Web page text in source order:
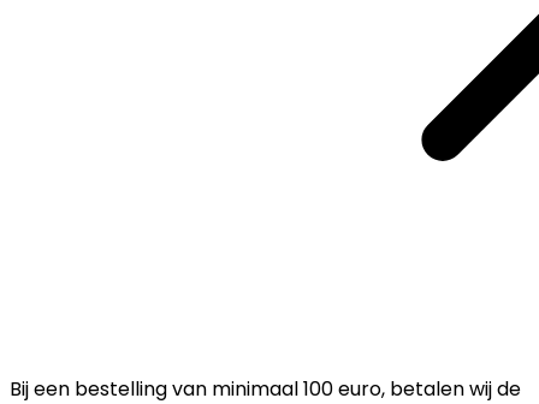
Bij een bestelling van minimaal 100 euro, betalen wij de